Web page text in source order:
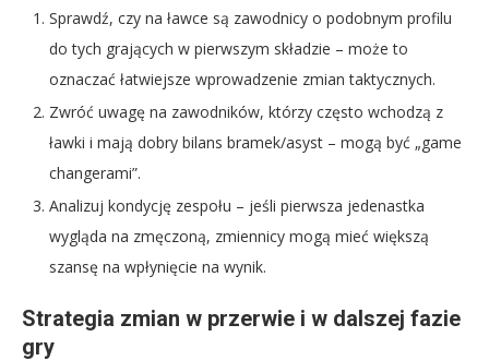
Sprawdź, czy na ławce są zawodnicy o podobnym profilu
do tych grających w pierwszym składzie – może to
oznaczać łatwiejsze wprowadzenie zmian taktycznych.
Zwróć uwagę na zawodników, którzy często wchodzą z
ławki i mają dobry bilans bramek/asyst – mogą być „game
changerami”.
Analizuj kondycję zespołu – jeśli pierwsza jedenastka
wygląda na zmęczoną, zmiennicy mogą mieć większą
szansę na wpłynięcie na wynik.
Strategia zmian w przerwie i w dalszej fazie
gry